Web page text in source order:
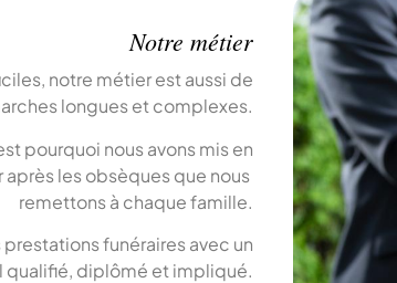
Notre métier
notre métier est aussi de
longues et complexes.
pourquoi nous avons mis en
les obsèques que nous
remettons à chaque famille.
funéraires avec un
qualifié, diplômé et impliqué.